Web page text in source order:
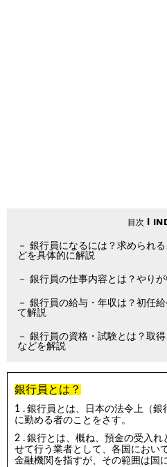
銀行員になるには？求められ
どを具体的に解説
銀行員の仕事内容とは？やり
銀行員の給与・年収は？初任
て解説
銀行員の資格・試験とは？取
などを解説
銀行員とは？
銀行員とは、日本の法令上（銀
に勤める者のことをさす。
銀行とは、概ね、預金の受入
せて行う業者として、各国におい
金融機関を指すが、その範囲は国